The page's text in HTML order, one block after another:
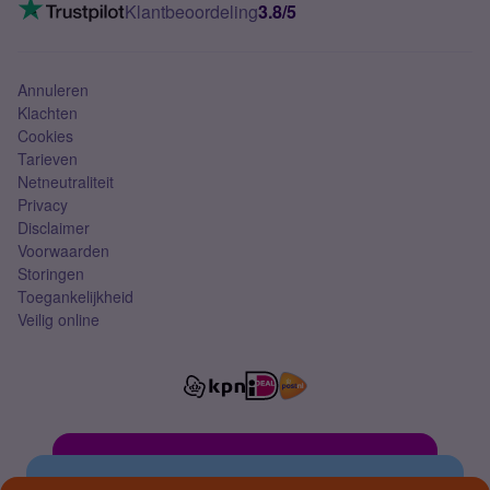
Mobiel abonnement
Klantbeoordeling3.8/5
Annuleren
Klachten
Cookies
Tarieven
Netneutraliteit
Privacy
Disclaimer
Voorwaarden
Storingen
Toegankelijkheid
Veilig online